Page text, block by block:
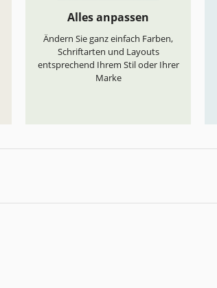
Alles anpassen
Ändern Sie ganz einfach Farben,
Schriftarten und Layouts
entsprechend Ihrem Stil oder Ihrer
Marke